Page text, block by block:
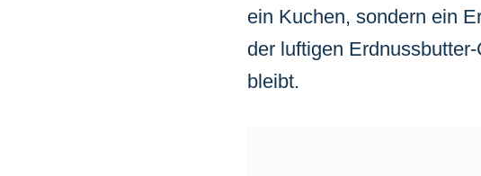
ein Kuchen, sondern ein
der luftigen
bleibt.